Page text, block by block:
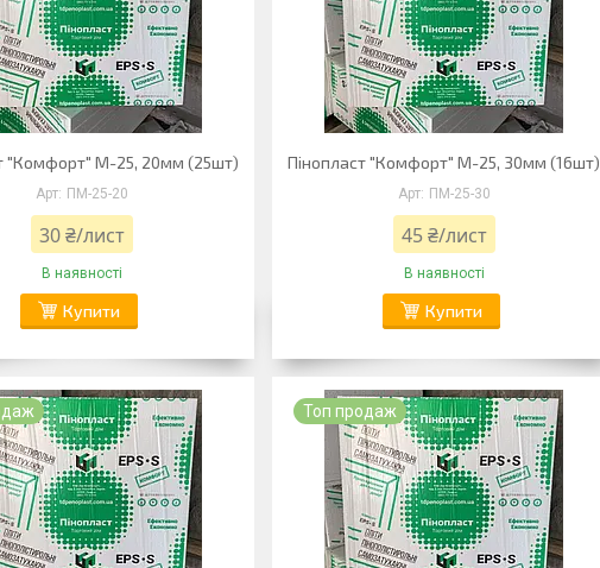
"Комфорт" М-25, 20мм (25шт)
ПМ-25-20
30 ₴/лист
В наявності
Купити
Пінопласт "Комфорт" М-25, 30мм (16шт)
ПМ-25-30
45 ₴/лист
В наявності
Купити
Топ продаж